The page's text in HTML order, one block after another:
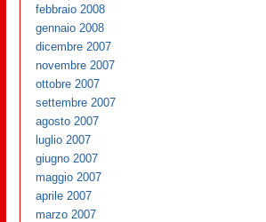
febbraio 2008
gennaio 2008
dicembre 2007
novembre 2007
ottobre 2007
settembre 2007
agosto 2007
luglio 2007
giugno 2007
maggio 2007
aprile 2007
marzo 2007